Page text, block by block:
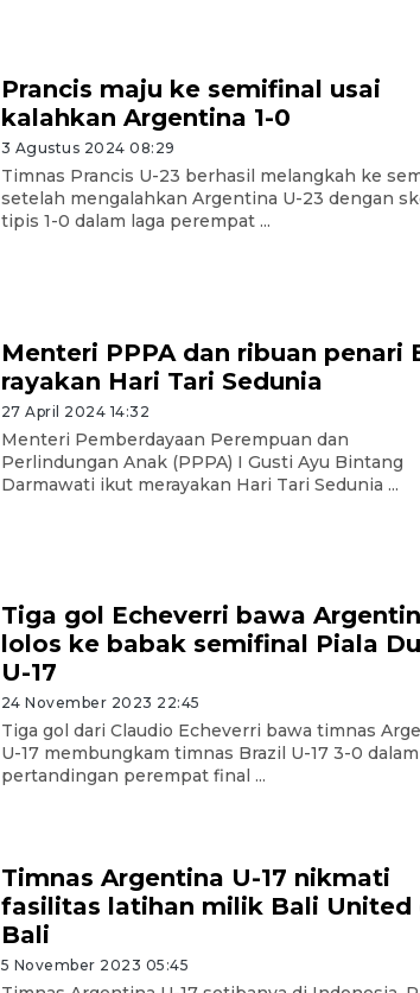
Prancis maju ke semifinal usai
kalahkan Argentina 1-0
3 Agustus 2024 08:29
Timnas Prancis U-23 berhasil melangkah ke
setelah mengalahkan Argentina U-23 dengan
tipis 1-0 dalam laga perempat ...
Menteri PPPA dan ribuan penari
rayakan Hari Tari Sedunia
27 April 2024 14:32
Menteri Pemberdayaan Perempuan dan
Perlindungan Anak (PPPA) I Gusti Ayu Bintang
Darmawati ikut merayakan Hari Tari Sedunia ...
Tiga gol Echeverri bawa
lolos ke babak semifinal Piala
U-17
24 November 2023 22:45
Tiga gol dari Claudio Echeverri bawa timnas
U-17 membungkam timnas Brazil U-17 3-0 dalam
pertandingan perempat final ...
Timnas Argentina U-17 nikmati
fasilitas latihan milik Bali United
Bali
5 November 2023 05:45
4 Agustus 2026 19:29
Persiapan Skuad Garuda
pada Piala AFF